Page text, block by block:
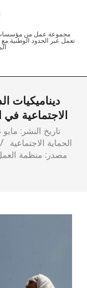
ملتقى
العربية
للحماية
مجموعة عمل من مؤسسات
تعمل عبر الحدود
ديناميكيات
الاجتماعية
تاريخ النشر: مايو 4, 2023
الحماية الاجتماعية
مصدر: منظمة